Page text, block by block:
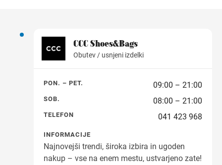
CCC Shoes&Bags
Obutev / usnjeni izdelki
PON. – PET. 09:00 – 21:00
SOB. 08:00 – 21:00
TELEFON 041 423 968
INFORMACIJE
Najnovejši trendi, široka izbira in ugoden
nakup – vse na enem mestu, ustvarjeno zate!